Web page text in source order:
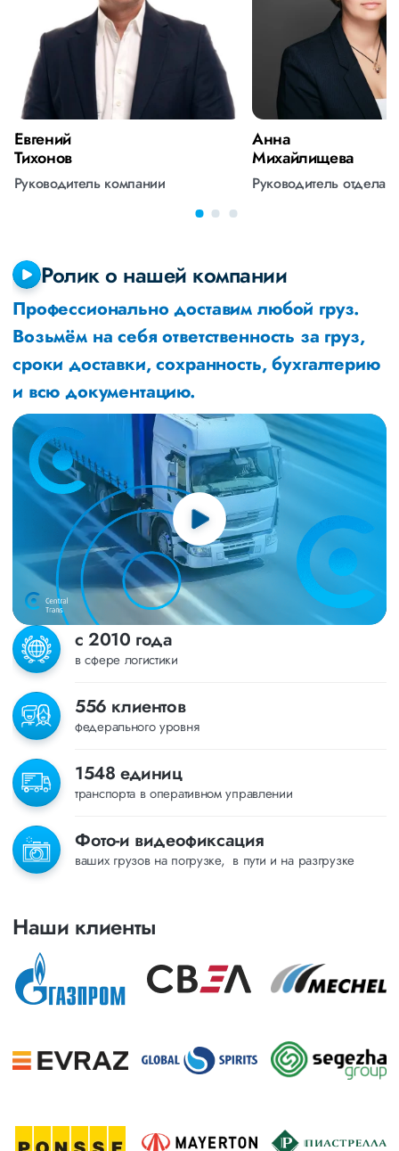
Евгений
Тихонов
Руководитель компании
Анна
Михайлищева
Руководитель отдела
Ролик о нашей компании
Профессионально доставим любой груз.
Возьмём на себя ответственность за груз,
сроки доставки, сохранность, бухгалтерию
и всю документацию.
с 2010 года
в сфере логистики
556 клиентов
федерального уровня
1548 единиц
транспорта в оперативном управлении
Фото-и видеофиксация
ваших грузов на погрузке, в пути и на разгрузке
Наши клиенты